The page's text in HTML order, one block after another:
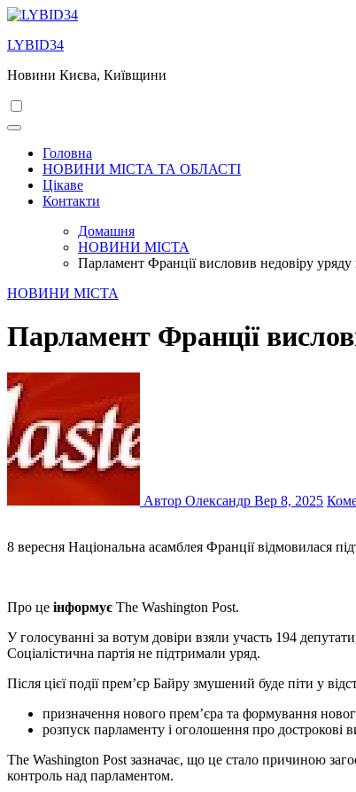
Перейти
вмісту
LYBID34
Новини Києва, Київщини
Головна
НОВИНИ МІСТА ТА ОБЛАСТІ
Цікаве
Контакти
Домашня
НОВИНИ МІСТА
Парламент Франції висловив недовіру уряду
НОВИНИ МІСТА
Парламент Франції
Автор Олександр Вер 8, 2025
8 вересня Національна асамблея Франції відмовилася
Про це інформує The Washington Post.
У голосуванні за вотум довіри взяли участь 194
Соціалістична партія не підтримали уряд.
Після цієї події прем’єр Байру змушений буде піти у
призначення нового прем’єра та формування
розпуск парламенту і оголошення про дострокові
The Washington Post зазначає, що це стало причиною
контроль над парламентом.